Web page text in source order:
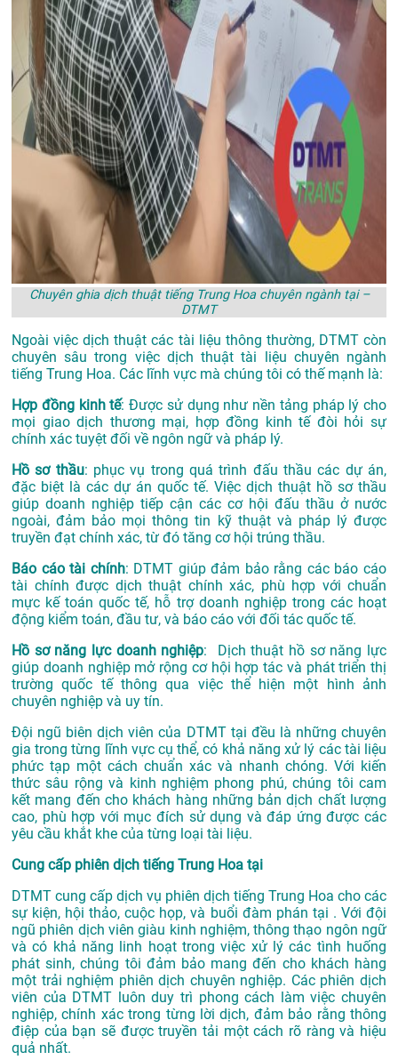
Chuyên ghia dịch thuật tiếng Trung Hoa chuyên ngành tại –
DTMT
Ngoài việc dịch thuật các tài liệu thông thường, DTMT còn
chuyên sâu trong việc dịch thuật tài liệu chuyên ngành
tiếng Trung Hoa. Các lĩnh vực mà chúng tôi có thế mạnh là:
Hợp đồng kinh tế: Được sử dụng như nền tảng pháp lý cho
mọi giao dịch thương mại, hợp đồng kinh tế đòi hỏi sự
chính xác tuyệt đối về ngôn ngữ và pháp lý.
Hồ sơ thầu: phục vụ trong quá trình đấu thầu các dự án,
đặc biệt là các dự án quốc tế. Việc dịch thuật hồ sơ thầu
giúp doanh nghiệp tiếp cận các cơ hội đấu thầu ở nước
ngoài, đảm bảo mọi thông tin kỹ thuật và pháp lý được
truyền đạt chính xác, từ đó tăng cơ hội trúng thầu.
Báo cáo tài chính: DTMT giúp đảm bảo rằng các báo cáo
tài chính được dịch thuật chính xác, phù hợp với chuẩn
mực kế toán quốc tế, hỗ trợ doanh nghiệp trong các hoạt
động kiểm toán, đầu tư, và báo cáo với đối tác quốc tế.
Hồ sơ năng lực doanh nghiệp: Dịch thuật hồ sơ năng lực
giúp doanh nghiệp mở rộng cơ hội hợp tác và phát triển thị
trường quốc tế thông qua việc thể hiện một hình ảnh
chuyên nghiệp và uy tín.
Đội ngũ biên dịch viên của DTMT tại đều là những chuyên
gia trong từng lĩnh vực cụ thể, có khả năng xử lý các tài liệu
phức tạp một cách chuẩn xác và nhanh chóng. Với kiến
thức sâu rộng và kinh nghiệm phong phú, chúng tôi cam
kết mang đến cho khách hàng những bản dịch chất lượng
cao, phù hợp với mục đích sử dụng và đáp ứng được các
yêu cầu khắt khe của từng loại tài liệu.
Cung cấp phiên dịch tiếng Trung Hoa tại
DTMT cung cấp dịch vụ phiên dịch tiếng Trung Hoa cho các
sự kiện, hội thảo, cuộc họp, và buổi đàm phán tại . Với đội
ngũ phiên dịch viên giàu kinh nghiệm, thông thạo ngôn ngữ
và có khả năng linh hoạt trong việc xử lý các tình huống
phát sinh, chúng tôi đảm bảo mang đến cho khách hàng
một trải nghiệm phiên dịch chuyên nghiệp. Các phiên dịch
viên của DTMT luôn duy trì phong cách làm việc chuyên
nghiệp, chính xác trong từng lời dịch, đảm bảo rằng thông
điệp của bạn sẽ được truyền tải một cách rõ ràng và hiệu
quả nhất.